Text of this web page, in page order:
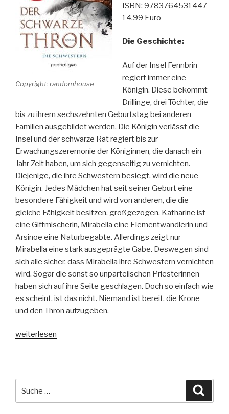
Copyright: randomhouse
ISBN: 9783764531447
14,99 Euro
Die Geschichte:
Auf der Insel Fennbrin
regiert immer eine
Königin. Diese bekommt
Drillinge, drei Töchter, die
bis zu ihrem sechszehnten Geburtstag bei anderen
Familien ausgebildet werden. Die Königin verlässt die
Insel und der schwarze Rat regiert bis zur
Erwachungszeremonie der Königinnen, die danach ein
Jahr Zeit haben, um sich gegenseitig zu vernichten.
Diejenige, die ihre Schwestern besiegt, wird die neue
Königin. Jedes Mädchen hat seit seiner Geburt eine
besondere Fähigkeit und wird von anderen, die die
gleiche Fähigkeit besitzen, großgezogen. Katharine ist
eine Giftmischerin, Mirabella eine Elementwandlerin und
Arsinoe eine Naturbegabte. Allerdings zeigt nur
Mirabella eine stark ausgeprägte Gabe. Deswegen sind
sich alle sicher, dass Mirabella ihre Schwestern vernichten
wird. Sogar die sonst so unparteiischen Priesterinnen
haben sich auf ihre Seite geschlagen. Doch so einfach wie
es scheint, ist das nicht. Niemand ist bereit, die Krone
und den Thron aufzugeben.
„Der
Die
Schwestern“
weiterlesen
nach: